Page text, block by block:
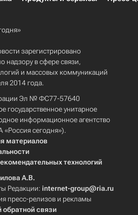
зарегистрировано
надзору в сфере связи,
и массовых коммуникаций
2014 года.
Эл № ФС77-57640
государственное унитарное
информационное агентство
сегодня»).
материалов
технологий
А.В.
Редакции: internet-group@ria.ru
пресс-релизов и рекламы
связи